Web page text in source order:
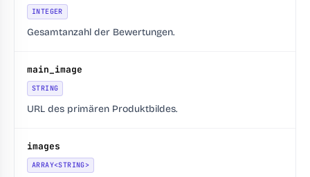
INTEGER
Gesamtanzahl der Bewertungen.
main_image
STRING
URL des primären Produktbildes.
images
ARRAY<STRING>